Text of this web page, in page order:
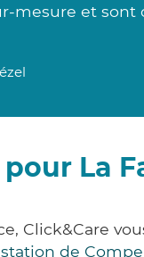
mesure et sont
La
Click&Care
de